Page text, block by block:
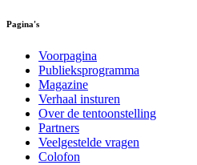
Pagina's
Voorpagina
Publieksprogramma
Magazine
Verhaal insturen
Over de tentoonstelling
Partners
Veelgestelde vragen
Colofon